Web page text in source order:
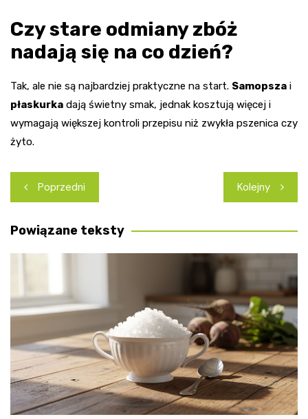
Czy stare odmiany zbóż
nadają się na co dzień?
Tak, ale nie są najbardziej praktyczne na start. Samopsza i
płaskurka dają świetny smak, jednak kosztują więcej i
wymagają większej kontroli przepisu niż zwykła pszenica czy
żyto.
Nawigacja
wpisu
Poprzedni Kolejny
Powiązane teksty